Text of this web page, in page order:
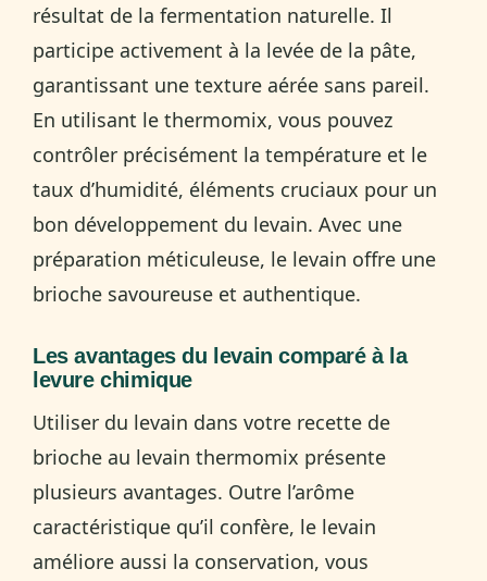
résultat de la fermentation naturelle. Il
participe activement à la levée de la pâte,
garantissant une texture aérée sans pareil.
En utilisant le thermomix, vous pouvez
contrôler précisément la température et le
taux d’humidité, éléments cruciaux pour un
bon développement du levain. Avec une
préparation méticuleuse, le levain offre une
brioche savoureuse et authentique.
Les avantages du levain comparé à la
levure chimique
Utiliser du levain dans votre recette de
brioche au levain thermomix présente
plusieurs avantages. Outre l’arôme
caractéristique qu’il confère, le levain
améliore aussi la conservation, vous